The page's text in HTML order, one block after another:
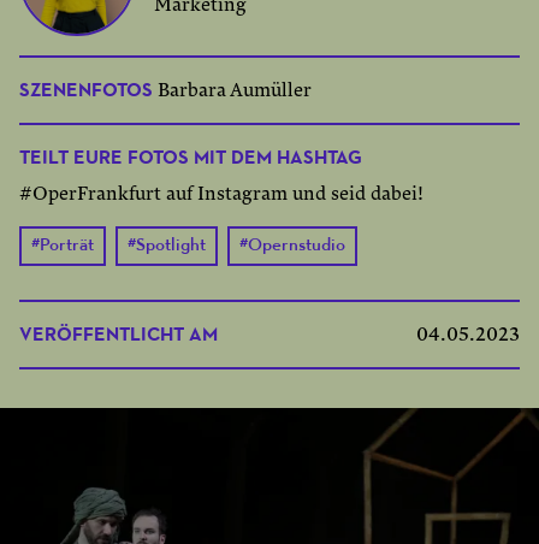
Marketing
SZENENFOTOS Barbara Aumüller
TEILT EURE FOTOS MIT DEM HASHTAG
#OperFrankfurt auf Instagram und seid dabei!
#Porträt #Spotlight #Opernstudio
VERÖFFENTLICHT AM 04.05.2023